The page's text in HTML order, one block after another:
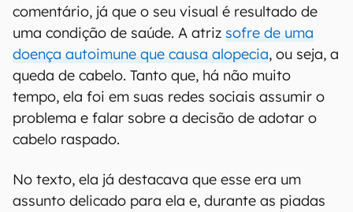
comentário, já que o seu visual é resultado de
uma condição de saúde. A atriz sofre de uma
doença autoimune que causa alopecia, ou seja, a
queda de cabelo. Tanto que, há não muito
tempo, ela foi em suas redes sociais assumir o
problema e falar sobre a decisão de adotar o
cabelo raspado.
No texto, ela já destacava que esse era um
assunto delicado para ela e, durante as piadas